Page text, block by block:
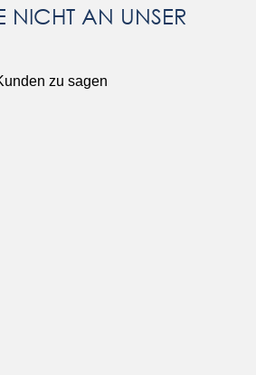
NICHT AN UNSER
zu sagen